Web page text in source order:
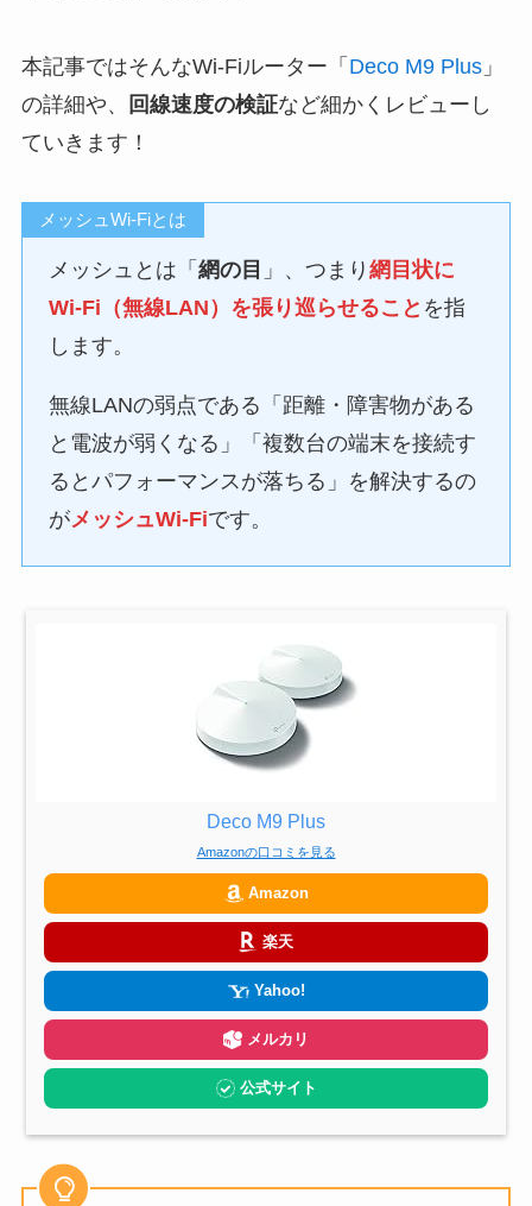
本記事ではそんなWi-Fiルーター「 Deco M9 Plus」
の詳細や、
回線速度の検証など細かくレビューし
ていきます！
メッシュWi-Fiとは
メッシュとは「網の目 」、つまり網目状に
Wi-Fi（無線LAN）を張り巡らせること を指
します。
無線LANの弱点である「距離・障害物がある
と電波が弱くなる」「複数台の端末を接続す
るとパフォーマンスが落ちる」を解決するの
がメッシュWi-Fiです。
Deco M9 Plus
Amazonの口コミを見る
Amazon
楽天
Yahoo!
メルカリ
公式サイト